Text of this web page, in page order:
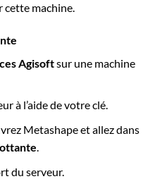
machine.
Agisoftsur une machine
à l’aide de votre clé.
Metashape et allez dans
.
du serveur.